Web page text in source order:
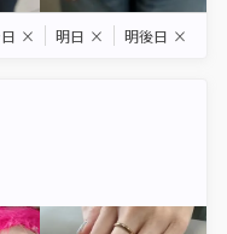
× 明日 × 明後日 ×